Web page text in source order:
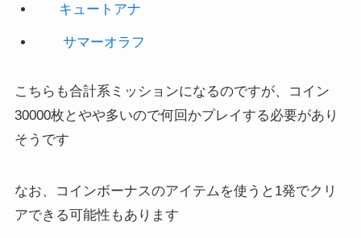
キュートアナ
サマーオラフ
こちらも合計系ミッションになるのですが、コイン
30000枚とやや多いので何回かプレイする必要があり
そうです
なお、コインボーナスのアイテムを使うと1発でクリ
アできる可能性もあります